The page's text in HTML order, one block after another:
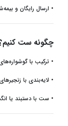
• ارسال رایگان و بیمه‌شده
چگونه ست
• ترکیب با
• لایه‌بندی با
• ست با دستبند یا